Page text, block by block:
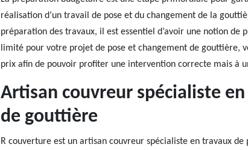
réalisation d’un travail de pose et du changement de la
préparation des travaux, il est essentiel d’avoir une notion de
limité pour votre projet de pose et changement de gouttière,
prix afin de pouvoir profiter une intervention correcte mais à
Artisan couvreur spécialiste
de gouttière
R couverture est un artisan couvreur spécialiste en travaux